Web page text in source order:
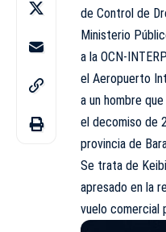
de Control de
Ministerio
a la OCN-
el Aeropuerto
a un hombre
el decomiso de
provincia de
Se trata de
apresado en la
vuelo comercial